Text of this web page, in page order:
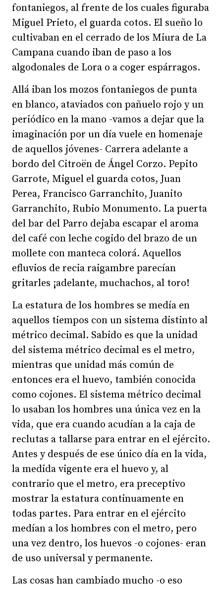
fontaniegos, al frente de los cuales figuraba
Miguel Prieto, el guarda cotos. El sueño lo
cultivaban en el cerrado de los Miura de La
Campana cuando iban de paso a los
algodonales de Lora o a coger espárragos.
Allá iban los mozos fontaniegos de punta
en blanco, ataviados con pañuelo rojo y un
periódico en la mano -vamos a dejar que la
imaginación por un día vuele en homenaje
de aquellos jóvenes- Carrera adelante a
bordo del Citroën de Ángel Corzo. Pepito
Garrote, Miguel el guarda cotos, Juan
Perea, Francisco Garranchito, Juanito
Garranchito, Rubio Monumento. La puerta
del bar del Parro dejaba escapar el aroma
del café con leche cogido del brazo de un
mollete con manteca colorá. Aquellos
efluvios de recia raigambre parecían
gritarles ¡adelante, muchachos, al toro!
La estatura de los hombres se medía en
aquellos tiempos con un sistema distinto al
métrico decimal. Sabido es que la unidad
del sistema métrico decimal es el metro,
mientras que unidad más común de
entonces era el huevo, también conocida
como cojones. El sistema métrico decimal
lo usaban los hombres una única vez en la
vida, que era cuando acudían a la caja de
reclutas a tallarse para entrar en el ejército.
Antes y después de ese único día en la vida,
la medida vigente era el huevo y, al
contrario que el metro, era preceptivo
mostrar la estatura continuamente en
todas partes. Para entrar en el ejército
medían a los hombres con el metro, pero
una vez dentro, los huevos -o cojones- eran
de uso universal y permanente.
Las cosas han cambiado mucho -o eso